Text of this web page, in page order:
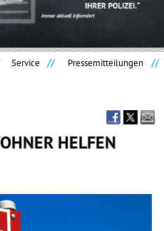
Service
Pressemitteilungen
HELFEN